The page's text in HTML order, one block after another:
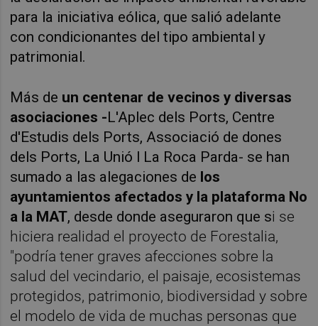
para la iniciativa eólica, que salió adelante
con condicionantes del tipo ambiental y
patrimonial.
Más de un centenar de vecinos y diversas
asociaciones -L'Aplec dels Ports, Centre
d'Estudis dels Ports, Associació de dones
dels Ports, La Unió l La Roca Parda- se han
sumado a las alegaciones de los
ayuntamientos afectados y la plataforma No
a la MAT, desde donde aseguraron que si se
hiciera realidad el proyecto de Forestalia,
"podría tener graves afecciones sobre la
salud del vecindario, el paisaje, ecosistemas
protegidos, patrimonio, biodiversidad y sobre
el modelo de vida de muchas personas que